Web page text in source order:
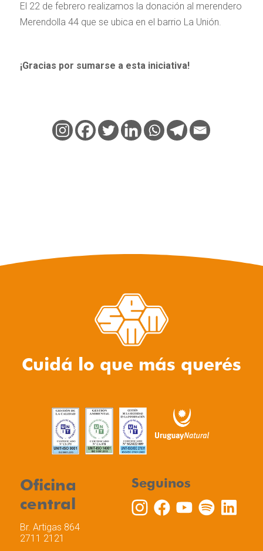
El 22 de febrero realizamos la donación al merendero
Merendolla 44 que se ubica en el barrio La Unión.
¡Gracias por sumarse a esta iniciativa!
Cuidá lo que más querés
Oficina
central
Br. Artigas 864
2711 2121
Seguinos